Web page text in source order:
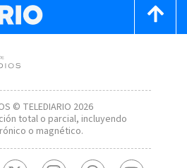
© TELEDIARIO 2026
total o parcial, incluyendo
o magnético.